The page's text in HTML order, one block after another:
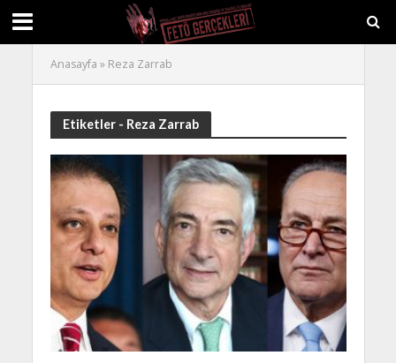
Anasayfa » Reza Zarrab
Etiketler - Reza Zarrab